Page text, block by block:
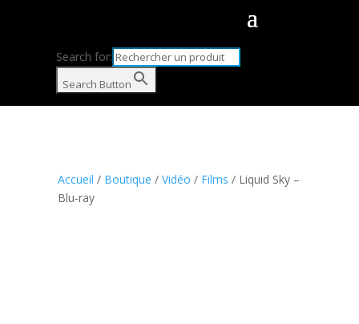
Search for:
Search Button
Accueil / Boutique / Vidéo / Films / Liquid Sky –
Blu-ray